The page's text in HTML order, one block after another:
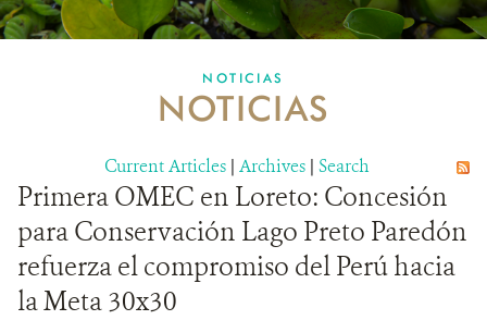
MECANISMO DE ATENCIÓN DE QUEJAS Y RECLAMOS
DONA
NOTICIAS
NOTICIAS
Current Articles | Archives | Search
Primera OMEC en Loreto: Concesión
para Conservación Lago Preto Paredón
refuerza el compromiso del Perú hacia
la Meta 30x30